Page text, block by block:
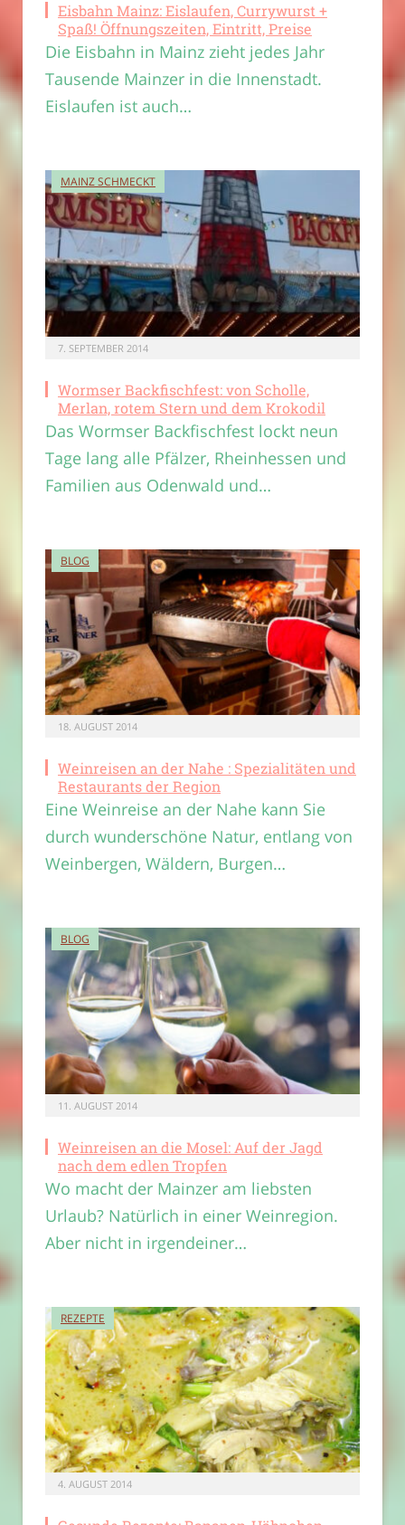
Eisbahn Mainz: Eislaufen, Currywurst +
Spaß! Öffnungszeiten, Eintritt, Preise
Die Eisbahn in Mainz zieht jedes Jahr
Tausende Mainzer in die Innenstadt.
Eislaufen ist auch…
MAINZ SCHMECKT
7. SEPTEMBER 2014
Wormser Backfischfest: von Scholle,
Merlan, rotem Stern und dem Krokodil
Das Wormser Backfischfest lockt neun
Tage lang alle Pfälzer, Rheinhessen und
Familien aus Odenwald und…
BLOG
18. AUGUST 2014
Weinreisen an der Nahe : Spezialitäten und
Restaurants der Region
Eine Weinreise an der Nahe kann Sie
durch wunderschöne Natur, entlang von
Weinbergen, Wäldern, Burgen…
BLOG
11. AUGUST 2014
Weinreisen an die Mosel: Auf der Jagd
nach dem edlen Tropfen
Wo macht der Mainzer am liebsten
Urlaub? Natürlich in einer Weinregion.
Aber nicht in irgendeiner…
REZEPTE
4. AUGUST 2014